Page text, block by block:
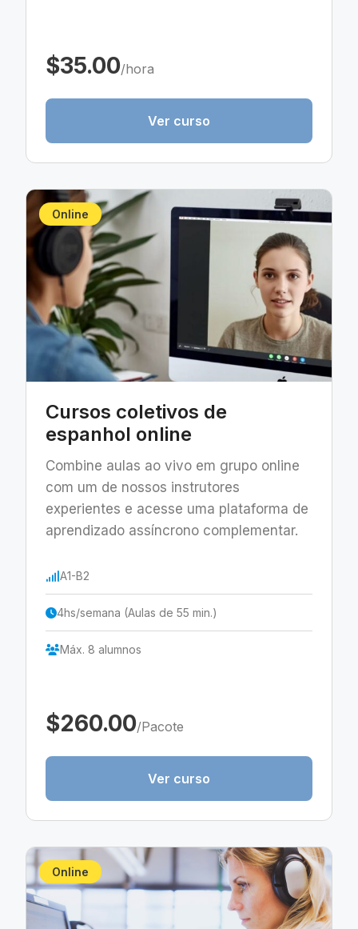
$35.00/hora
Ver curso
Online
Cursos coletivos de
espanhol online
Combine aulas ao vivo em grupo online
com um de nossos instrutores
experientes e acesse uma plataforma de
aprendizado assíncrono complementar.
A1-B2
4hs/semana (Aulas de 55 min.)
Máx. 8 alumnos
$260.00/Pacote
Ver curso
Online